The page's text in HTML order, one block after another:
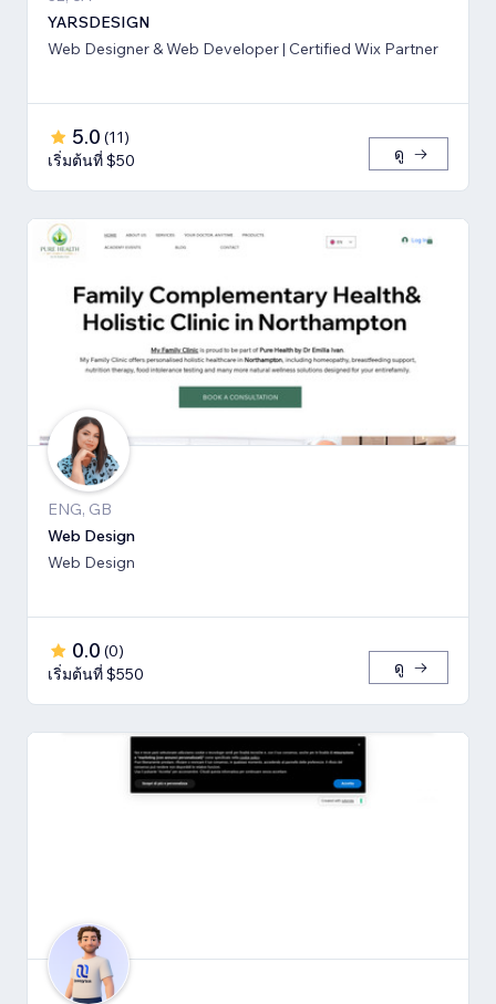
YARSDESIGN
Web Designer & Web Developer | Certified Wix Partner
5.0 (11)
เริ่มต้นที่ $50
ดู
ENG, GB
Web Design
Web Design
0.0 (0)
เริ่มต้นที่ $550
ดู